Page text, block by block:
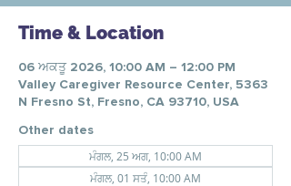
Time & Location
06 ਅਕਤੂ 2026, 10:00 AM – 12:00 PM
Valley Caregiver Resource Center, 5363
N Fresno St, Fresno, CA 93710, USA
Other dates
ਮੰਗਲ, 25 ਅਗ, 10:00 AM
ਮੰਗਲ, 01 ਸਤੰ, 10:00 AM